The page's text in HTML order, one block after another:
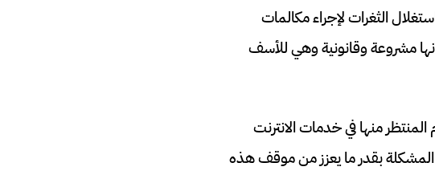
الثغرات لإجراء مكالمات
مشروعة وقانونية وهي للأسف
منها في خدمات الانترنت
بقدر ما يعزز من موقف هذه